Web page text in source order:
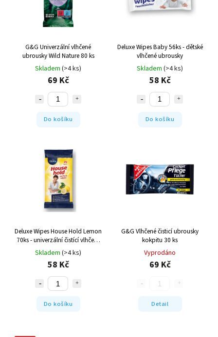
G&G Univerzální vlhčené
ubrousky Wild Nature 80 ks
Skladem (>4 ks)
69 Kč
Do košíku
Deluxe Wipes Baby 56ks - dětské
vlhčené ubrousky
Skladem (>4 ks)
58 Kč
Do košíku
Deluxe Wipes House Hold Lemon
70ks - univerzální čistící vlhčené
ubrousky
Skladem (>4 ks)
58 Kč
Do košíku
G&G Vlhčené čisticí ubrousky
kokpitu 30 ks
Vyprodáno
69 Kč
Detail